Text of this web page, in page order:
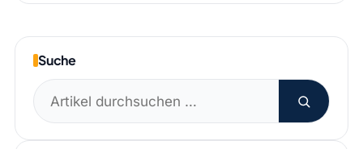
Suche
Suchen
nach: